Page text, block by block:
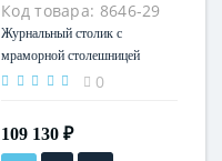
Код товара: 8646-29
Журнальный столик с
мраморной столешницей
Бикош Bello De Bronze BP-
0
109 130 ₽